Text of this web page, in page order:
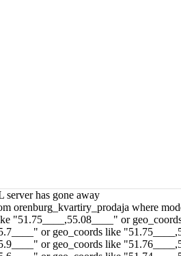
server has gone away
orenburg_kvartiry_prodaja where
"51.75____,55.08____" or
or geo_coords like
or geo_coords like